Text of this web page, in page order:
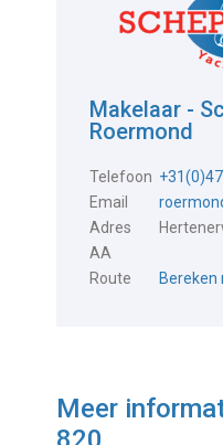
Makelaar -
Roermond
Telefoon
Email
Adres
AA
Route
Bereken
Meer